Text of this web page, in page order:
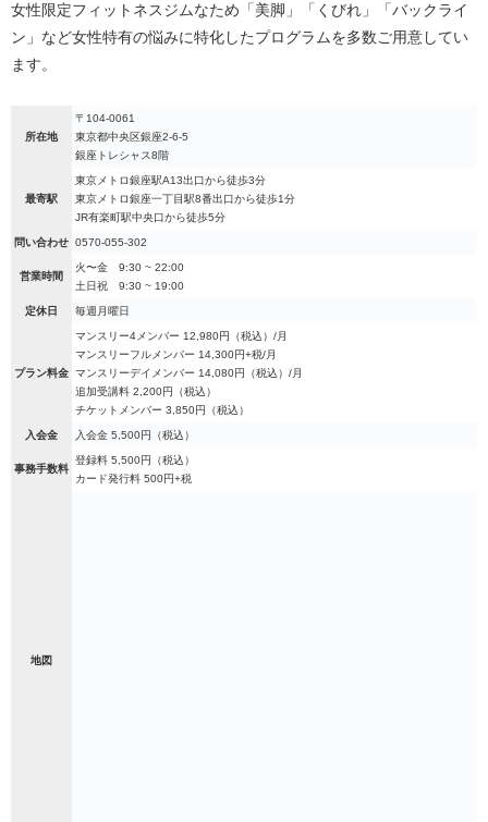
女性限定フィットネスジムなため「美脚」「くびれ」「バックライ
ン」など女性特有の悩みに特化したプログラムを多数ご用意してい
ます。
所在地
〒104-0061
東京都中央区銀座2-6-5
銀座トレシャス8階
最寄駅
東京メトロ銀座駅A13出口から徒歩3分
東京メトロ銀座一丁目駅8番出口から徒歩1分
JR有楽町駅中央口から徒歩5分
問い合わせ 0570-055-302
営業時間
火〜金 9:30 ~ 22:00
土日祝 9:30 ~ 19:00
定休日 毎週月曜日
プラン料金
マンスリー4メンバー 12,980円（税込）/月
マンスリーフルメンバー 14,300円+税/月
マンスリーデイメンバー 14,080円（税込）/月
追加受講料 2,200円（税込）
チケットメンバー 3,850円（税込）
入会金 入会金 5,500円（税込）
事務手数料
登録料 5,500円（税込）
カード発行料 500円+税
地図